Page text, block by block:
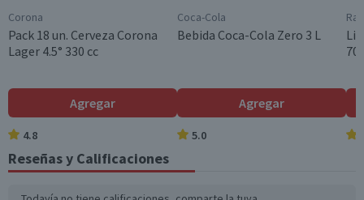
Almacenamiento
Almacenar en un lugar fresco, seco y oscuro. Entre 12°C y
18°C.
Contenido
Cantidad
Cepa
Cabernet Sauvignon
Corona
Pack 18 un. Cerveza Corona
Lager 4.5° 330 cc
Agregar
4.8
Coca-Cola
Bebida Coca-Cola Zero 3 L
Agregar
5.0
Reseñas y Calificaciones